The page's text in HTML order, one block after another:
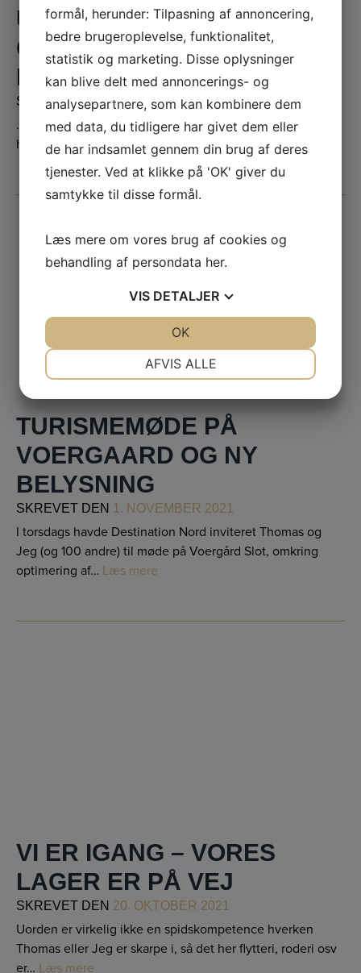
UDLUFTNING PÅ EN
GANSKE ALMINDELIG
MANDAG
SKREVETDEN15. NOVEMBER 2021
…….. i en gammel NATO-bygning med flugtvej ud under
haven.
TURISMEMØDE PÅ
VOERGAARD OG NY
BELYSNING
SKREVET DEN 1. NOVEMBER 2021
I torsdags havde Destination Nord inviteret Thomas og
Jeg (og 100 andre) til møde på Voergård Slot, omkring
optimering af… Læs mere
VI ER IGANG – VORES
LAGER ER PÅ VEJ
SKREVET DEN 20. OKTOBER 2021
Uorden er virkelig ikke en spidskompetence hverken
Thomas eller Jeg er skarpe i, så det her flytteri, roderi osv
er… Læs mere
formål, herunder: Tilpasning af annoncering,
bedre brugeroplevelse, funktionalitet,
statistik og marketing. Disse oplysninger
kan blive delt med annoncerings- og
analysepartnere, som kan kombinere dem
med data, du tidligere har givet dem eller
de har indsamlet gennem din brug af deres
tjenester. Ved at klikke på 'OK' giver du
samtykke til disse formål.
Læs mere om vores brug af cookies og
behandling af persondata her.
VIS DETALJER
STATISTIK
AFVIS ALLE
OK